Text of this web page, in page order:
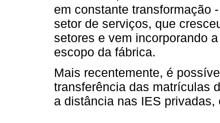
em constante transformação
setor de serviços, que
setores e vem incorporando
escopo da fábrica.
Mais recentemente, é
transferência das matrículas
a distância nas IES